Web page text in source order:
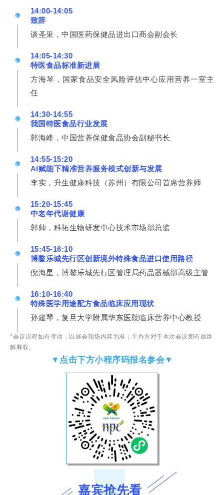
14:00-14:05
致辞
谈圣采，中国医药保健品进出口商会副会长
14:05-14:30
特医食品标准新进展
方海琴，国家食品安全风险评估中心应用营养一室主
任
14:30-14:55
我国特医食品行业发展
郭海峰，中国营养保健食品协会副秘书长
14:55-15:20
AI赋能下精准营养服务模式创新与发展
李实，升生健康科技（苏州）有限公司首席营养师
15:20-15:45
中老年代谢健康
郭帅，科拓生物研发中心技术市场部总监
15:45-16:10
博鳌乐城先行区创新境外特殊食品进口使用路径
倪海星，博鳌乐城先行区管理局药品器械部高级主管
16:10-16:40
特殊医学用途配方食品临床应用现状
孙建琴，复旦大学附属华东医院临床营养中心教授
*会议议程如有变动，以展会现场内容为准；主办方对于本次会议拥有最终
解释权。
▼点击下方小程序码报名参会▼
嘉宾抢先看